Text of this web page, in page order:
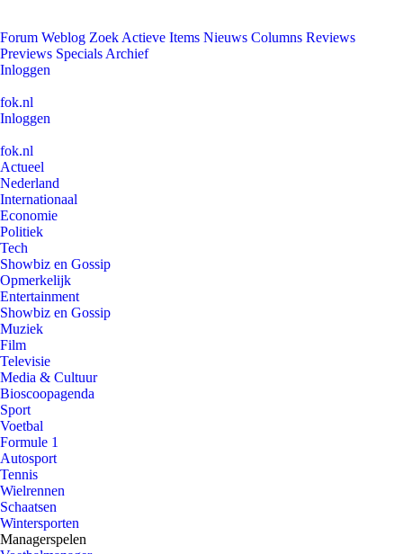
Forum Weblog Zoek Actieve Items Nieuws Columns Reviews
Previews Specials Archief
Inloggen
fok.nl
Inloggen
fok.nl
Actueel
Nederland
Internationaal
Economie
Politiek
Tech
Showbiz en Gossip
Opmerkelijk
Entertainment
Showbiz en Gossip
Muziek
Film
Televisie
Media & Cultuur
Bioscoopagenda
Sport
Voetbal
Formule 1
Autosport
Tennis
Wielrennen
Schaatsen
Wintersporten
Managerspelen